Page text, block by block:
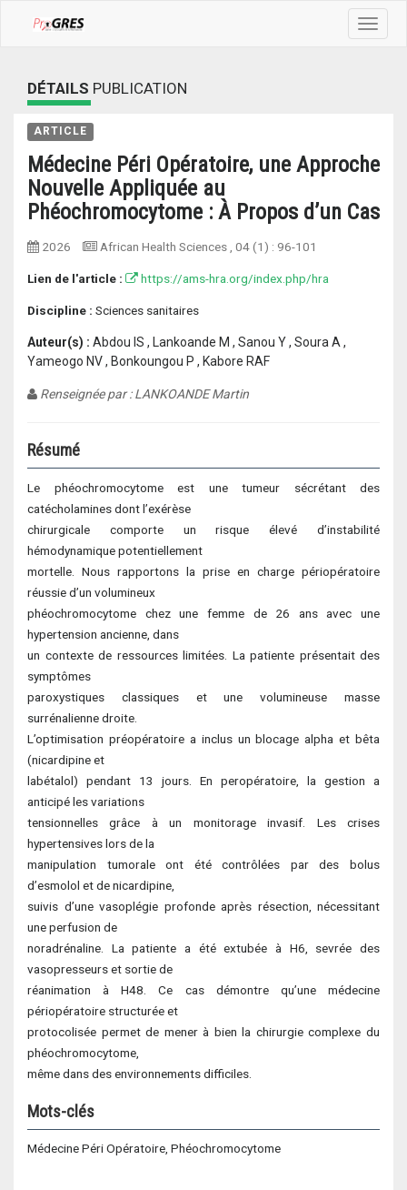
Toggle
DÉTAILS PUBLICATION
ARTICLE
Médecine Péri Opératoire, une Approche
Nouvelle Appliquée au
Phéochromocytome : À Propos d’un Cas
2026 African Health Sciences , 04 (1) : 96-101
Lien de l'article : https://ams-hra.org/index.php/hra
Discipline : Sciences sanitaires
Auteur(s) : Abdou IS , Lankoande M , Sanou Y , Soura A ,
Yameogo NV , Bonkoungou P , Kabore RAF
Renseignée par : LANKOANDE Martin
Résumé
Le phéochromocytome est une tumeur sécrétant des
catécholamines dont l’exérèse
chirurgicale comporte un risque élevé d’instabilité
hémodynamique potentiellement
mortelle. Nous rapportons la prise en charge périopératoire
réussie d’un volumineux
phéochromocytome chez une femme de 26 ans avec une
hypertension ancienne, dans
un contexte de ressources limitées. La patiente présentait des
symptômes
paroxystiques classiques et une volumineuse masse
surrénalienne droite.
L’optimisation préopératoire a inclus un blocage alpha et bêta
(nicardipine et
labétalol) pendant 13 jours. En peropératoire, la gestion a
anticipé les variations
tensionnelles grâce à un monitorage invasif. Les crises
hypertensives lors de la
manipulation tumorale ont été contrôlées par des bolus
d’esmolol et de nicardipine,
suivis d’une vasoplégie profonde après résection, nécessitant
une perfusion de
noradrénaline. La patiente a été extubée à H6, sevrée des
vasopresseurs et sortie de
réanimation à H48. Ce cas démontre qu’une médecine
périopératoire structurée et
protocolisée permet de mener à bien la chirurgie complexe du
phéochromocytome,
même dans des environnements difficiles.
Mots-clés
Médecine Péri Opératoire, Phéochromocytome